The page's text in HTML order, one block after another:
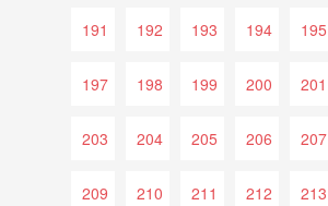
191 192 193 194 195
197 198 199 200 201
203 204 205 206 207
209 210 211 212 213